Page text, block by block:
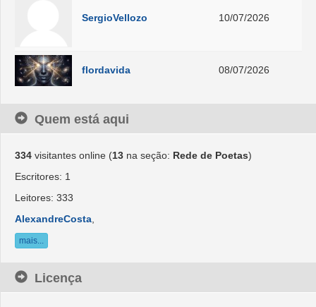
SergioVellozo 10/07/2026
flordavida 08/07/2026
Quem está aqui
334 visitantes online (13 na seção: Rede de Poetas)
Escritores: 1
Leitores: 333
AlexandreCosta
mais...
Licença